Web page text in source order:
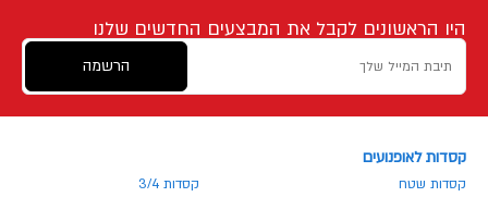
היו הראשונים לקבל את המבצעים החדשים שלנו
הרשמה
קסדות לאופנועים
קסדות שטח
קסדות 3/4